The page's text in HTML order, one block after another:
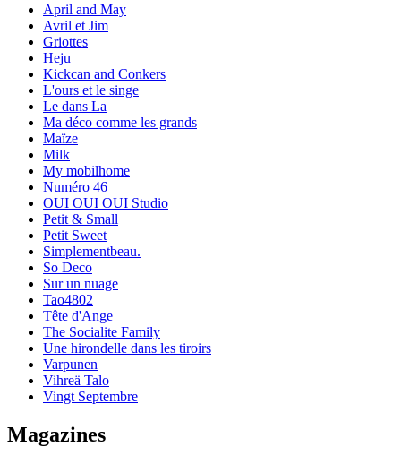
April and May
Avril et Jim
Griottes
Heju
Kickcan and Conkers
L'ours et le singe
Le dans La
Ma déco comme les grands
Maïze
Milk
My mobilhome
Numéro 46
OUI OUI OUI Studio
Petit & Small
Petit Sweet
Simplementbeau.
So Deco
Sur un nuage
Tao4802
Tête d'Ange
The Socialite Family
Une hirondelle dans les tiroirs
Varpunen
Vihreä Talo
Vingt Septembre
Magazines